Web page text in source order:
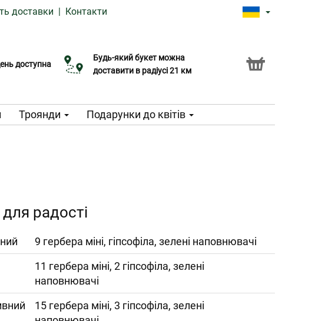
доставки | Контакти
доступна
Будь-який букет можна
доставити в радіусі 21 км
Послуга Click & Collect
Троянди Подарунки до квітів
для радості
9 гербера міні, гіпсофіла, зелені наповнювачі
11 гербера міні, 2 гіпсофіла, зелені
наповнювачі
15 гербера міні, 3 гіпсофіла, зелені